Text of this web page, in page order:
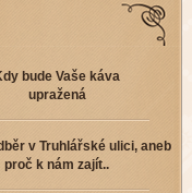
bude Vaše káva
upražená
v Truhlářské ulici, aneb
proč k nám zajít..